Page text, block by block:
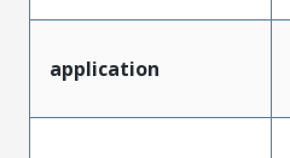
application